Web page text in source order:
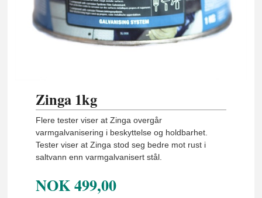
Zinga 1kg
Flere tester viser at Zinga overgår
varmgalvanisering i beskyttelse og holdbarhet.
Tester viser at Zinga stod seg bedre mot rust i
saltvann enn varmgalvanisert stål.
NOK499,00